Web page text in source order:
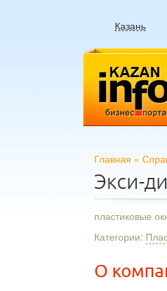
Казань
Главная »
Экси-
пластиковые
Категории:
О